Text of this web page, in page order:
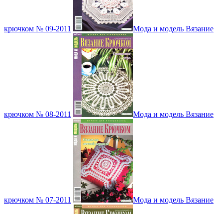
крючком № 09-2011 Мода и модель Вязание
крючком № 08-2011 Мода и модель Вязание
крючком № 07-2011 Мода и модель Вязание